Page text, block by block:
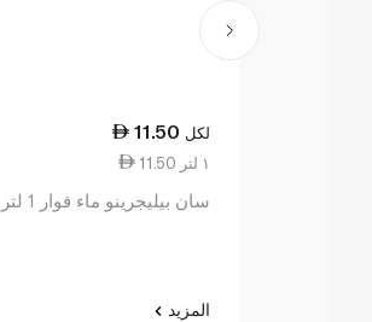
11.50 لكل
11.50 ١ لتر
سان بيليجرينو ماء فوار 1 لتر
المزيد